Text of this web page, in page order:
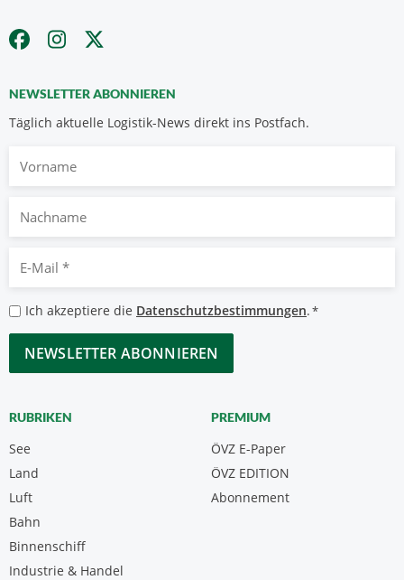
NEWSLETTER ABONNIEREN
Täglich aktuelle Logistik-News direkt ins Postfach.
Nachname
Mail
*
Datenschutzbestimmungen
*
Ich akzeptiere die Datenschutzbestimmungen.*
CAPTCHA
RUBRIKEN
See
Land
Luft
Bahn
Binnenschiff
Industrie & Handel
PREMIUM
ÖVZ E-Paper
Abonnement
ÖVZ EDITION